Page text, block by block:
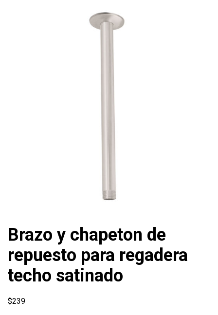
Brazo y chapeton de
repuesto para regadera
techo satinado
$239